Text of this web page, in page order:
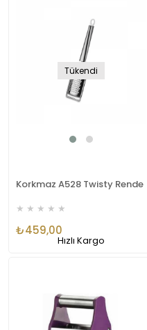
Tükendi
Korkmaz A528 Twisty Rende
★ ★ ★ ★ ★
₺459,00
Hızlı Kargo